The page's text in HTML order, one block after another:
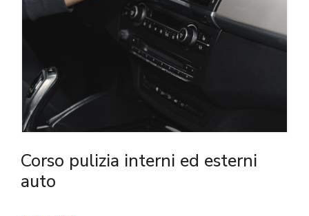
Corso pulizia interni ed esterni
auto